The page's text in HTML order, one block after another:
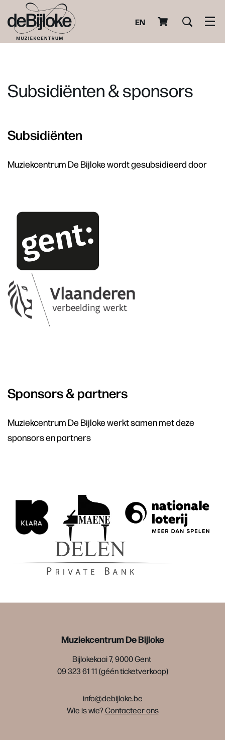
EN
Subsidiënten & sponsors
Subsidiënten
Muziekcentrum De Bijloke wordt gesubsidieerd door
Sponsors & partners
Muziekcentrum De Bijloke werkt samen met deze
sponsors en partners
Muziekcentrum De Bijloke
Bijlokekaai 7, 9000 Gent
09 323 61 11 (géén ticketverkoop)
info@debijloke.be
Wie is wie?Contacteer ons